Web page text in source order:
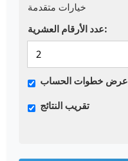
خيارات متقدمة
عدد الأرقام العشرية:
عرض خطوات الحساب
تقريب النتائج